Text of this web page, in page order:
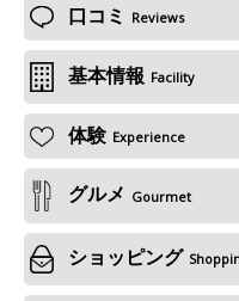
口コミ Reviews
基本情報 Facility
体験 Experience
グルメ Gourmet
ショッピング